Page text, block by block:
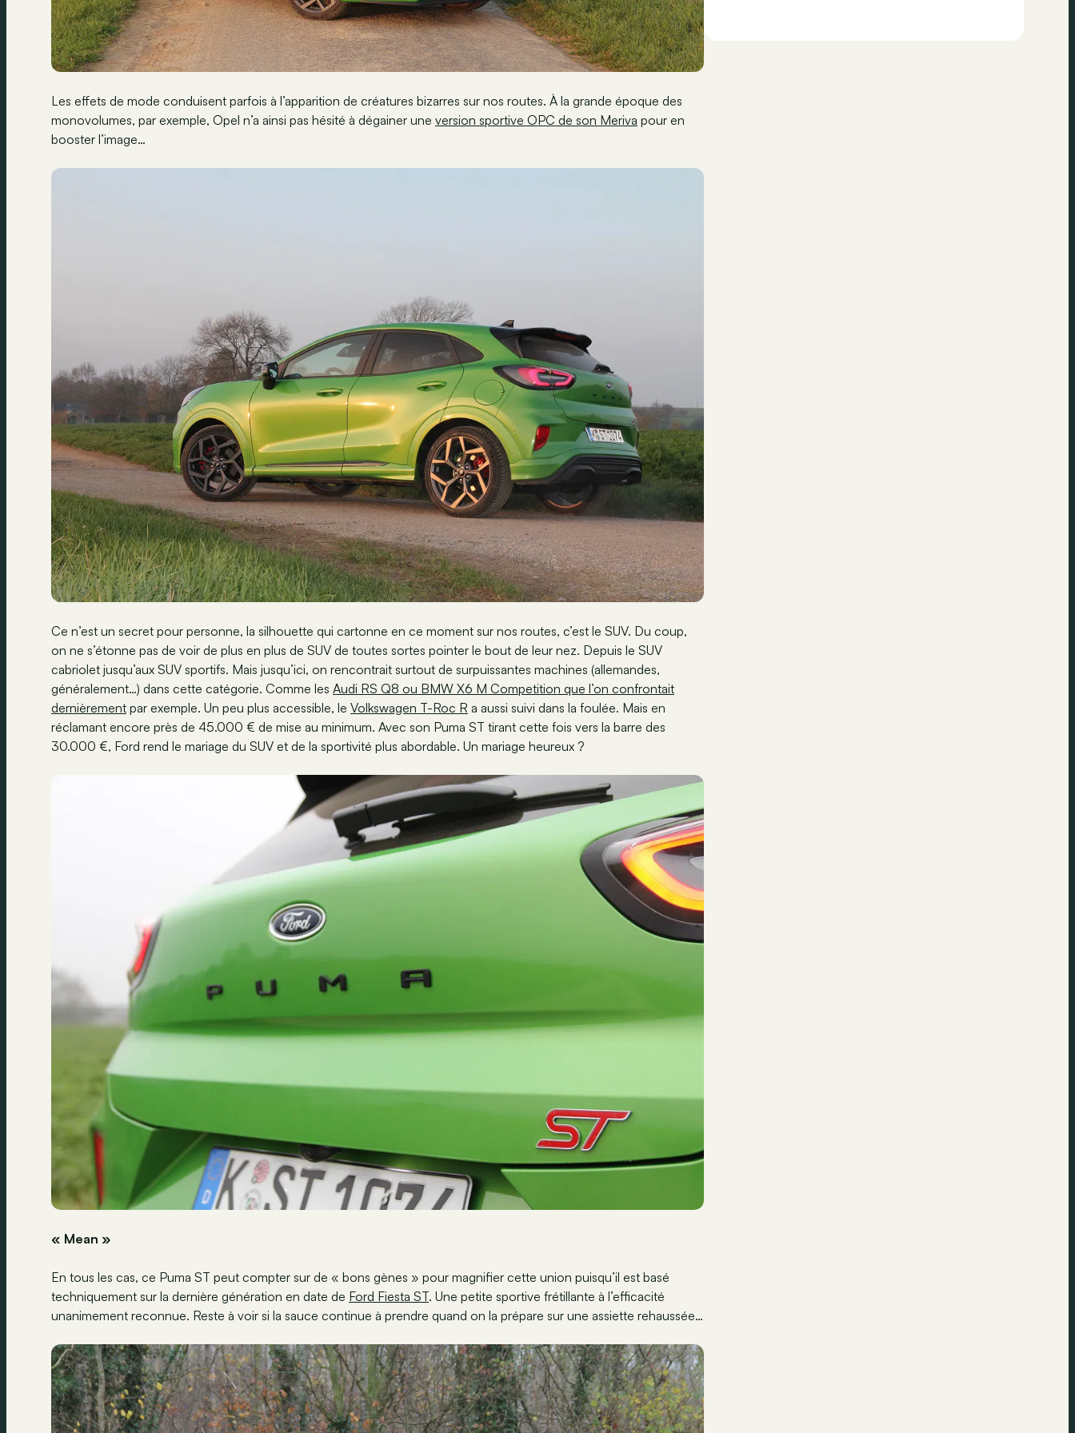
Les effets de mode conduisent parfois à l’apparition de créatures bizarres sur nos routes. À la grande époque des
monovolumes, par exemple, Opel n’a ainsi pas hésité à dégainer une version sportive OPC de son Meriva pour en
booster l’image…
Ce n’est un secret pour personne, la silhouette qui cartonne en ce moment sur nos routes, c’est le SUV. Du coup,
on ne s’étonne pas de voir de plus en plus de SUV de toutes sortes pointer le bout de leur nez. Depuis le SUV
cabriolet jusqu’aux SUV sportifs. Mais jusqu’ici, on rencontrait surtout de surpuissantes machines (allemandes,
généralement…) dans cette catégorie. Comme les Audi RS Q8 ou BMW X6 M Competition que l’on confrontait
dernièrement par exemple. Un peu plus accessible, le Volkswagen T-Roc R a aussi suivi dans la foulée. Mais en
réclamant encore près de 45.000 € de mise au minimum. Avec son Puma ST tirant cette fois vers la barre des
30.000 €, Ford rend le mariage du SUV et de la sportivité plus abordable. Un mariage heureux ?
« Mean »
En tous les cas, ce Puma ST peut compter sur de « bons gènes » pour magnifier cette union puisqu’il est basé
techniquement sur la dernière génération en date de Ford Fiesta ST. Une petite sportive frétillante à l’efficacité
unanimement reconnue. Reste à voir si la sauce continue à prendre quand on la prépare sur une assiette rehaussée…